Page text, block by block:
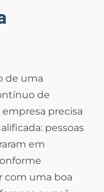
de uma
de
precisa
pessoas
em
com uma boa